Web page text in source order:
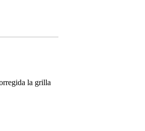
la grilla